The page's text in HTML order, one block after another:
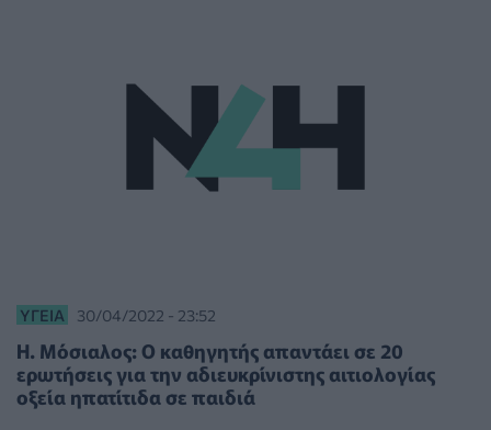
ΥΓΕΊΑ 30/04/2022 - 23:52
Η. Μόσιαλος: Ο καθηγητής απαντάει σε 20
ερωτήσεις για την αδιευκρίνιστης αιτιολογίας
οξεία ηπατίτιδα σε παιδιά